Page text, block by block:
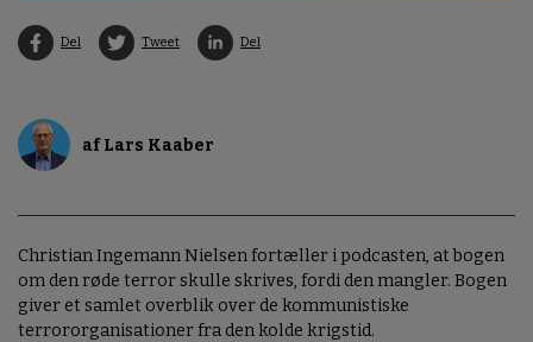
Del Tweet Del
af Lars Kaaber
Christian Ingemann Nielsen fortæller i podcasten, at bogen
om den røde terror skulle skrives, fordi den mangler. Bogen
giver et samlet overblik over de kommunistiske
terrororganisationer fra den kolde krigstid.